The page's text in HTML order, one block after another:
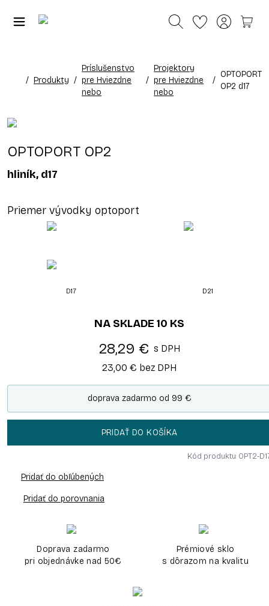
/ Produkty /
Príslušenstvo
pre Hviezdne
nebo
/
Projektory
pre Hviezdne
nebo
/
OPTOPORT
OP2 d17
OPTOPORT OP2
hliník, d17
Priemer vývodky optoport
D17 D21
NA SKLADE 10 KS
28,29 € s DPH
23,00 € bez DPH
doprava zadarmo od 99 €
PRIDAŤ DO KOŠÍKA
Kód produktu: OPT2-
Pridať do obľúbených
Pridať do porovnania
Doprava zadarmo
pri objednávke nad 50€
Prémiové sklo
s dôrazom na kvalitu